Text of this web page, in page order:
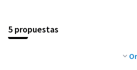
5 propuestas